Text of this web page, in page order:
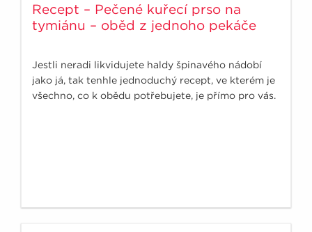
Recept – Pečené kuřecí prso na
tymiánu – oběd z jednoho pekáče
Jestli neradi likvidujete haldy špinavého nádobí
jako já, tak tenhle jednoduchý recept, ve kterém je
všechno, co k obědu potřebujete, je přímo pro vás.